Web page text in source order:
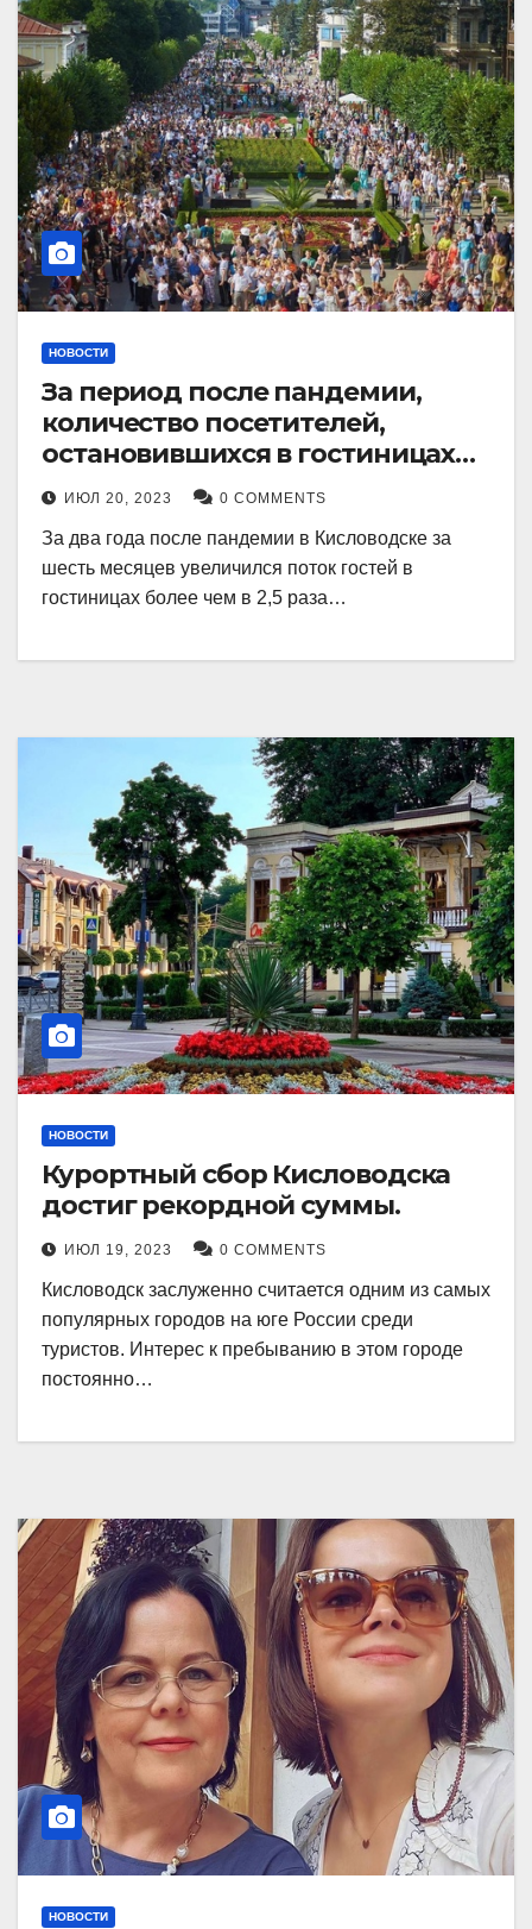
НОВОСТИ
За период после пандемии,
количество посетителей,
остановившихся в гостиницах
Кисловодска, выросло в 2,5 раза.
ИЮЛ 20, 2023 0 COMMENTS
За два года после пандемии в Кисловодске за
шесть месяцев увеличился поток гостей в
гостиницах более чем в 2,5 раза…
НОВОСТИ
Курортный сбор Кисловодска
достиг рекордной суммы.
ИЮЛ 19, 2023 0 COMMENTS
Кисловодск заслуженно считается одним из самых
популярных городов на юге России среди
туристов. Интерес к пребыванию в этом городе
постоянно…
НОВОСТИ